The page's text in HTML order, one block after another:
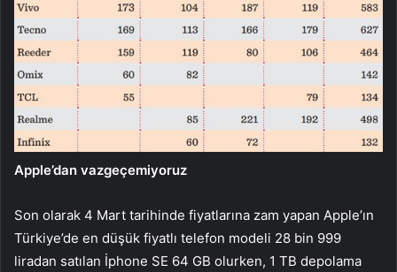
Apple’dan vazgeçemiyoruz
Son olarak 4 Mart tarihinde fiyatlarına zam yapan Apple’ın
Türkiye’de en düşük fiyatlı telefon modeli 28 bin 999
liradan satılan İphone SE 64 GB olurken, 1 TB depolama